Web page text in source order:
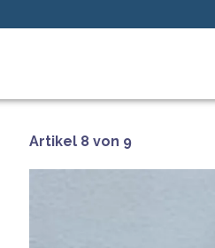
Artikel 8 von 9